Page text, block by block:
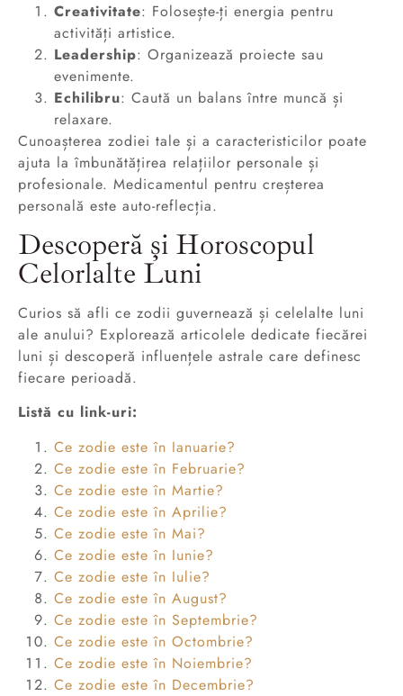
Creativitate: Folosește-ți energia pentru
activități artistice.
Leadership: Organizează proiecte sau
evenimente.
Echilibru: Caută un balans între muncă și
relaxare.
Cunoașterea zodiei tale și a caracteristicilor poate
ajuta la îmbunătățirea relațiilor personale și
profesionale. Medicamentul pentru creșterea
personală este auto-reflecția.
Descoperă și Horoscopul
Celorlalte Luni
Curios să afli ce zodii guvernează și celelalte luni
ale anului? Explorează articolele dedicate fiecărei
luni și descoperă influențele astrale care definesc
fiecare perioadă.
Listă cu link-uri:
Ce zodie este în Ianuarie?
Ce zodie este în Februarie?
Ce zodie este în Martie?
Ce zodie este în Aprilie?
Ce zodie este în Mai?
Ce zodie este în Iunie?
Ce zodie este în Iulie?
Ce zodie este în August?
Ce zodie este în Septembrie?
Ce zodie este în Octombrie?
Ce zodie este în Noiembrie?
Ce zodie este în Decembrie?